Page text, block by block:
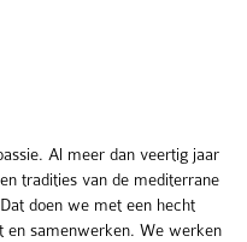
Al meer dan veertig jaar
tradities van de mediterrane
doen we met een hecht
en samenwerken. We werken